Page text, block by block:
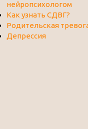
нейропсихологом
Как узнать СДВГ?
Родительская
Депрессия